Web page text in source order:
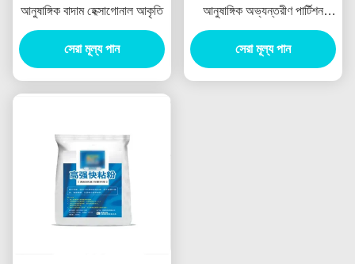
আনুষাঙ্গিক বাদাম হেক্সাগোনাল আকৃতি
সেরা মূল্য পান
আনুষাঙ্গিক অভ্যন্তরীণ পার্টিশন
দেয়ালের জন্য জিপসাম পুটি পাউডার
সেরা মূল্য পান